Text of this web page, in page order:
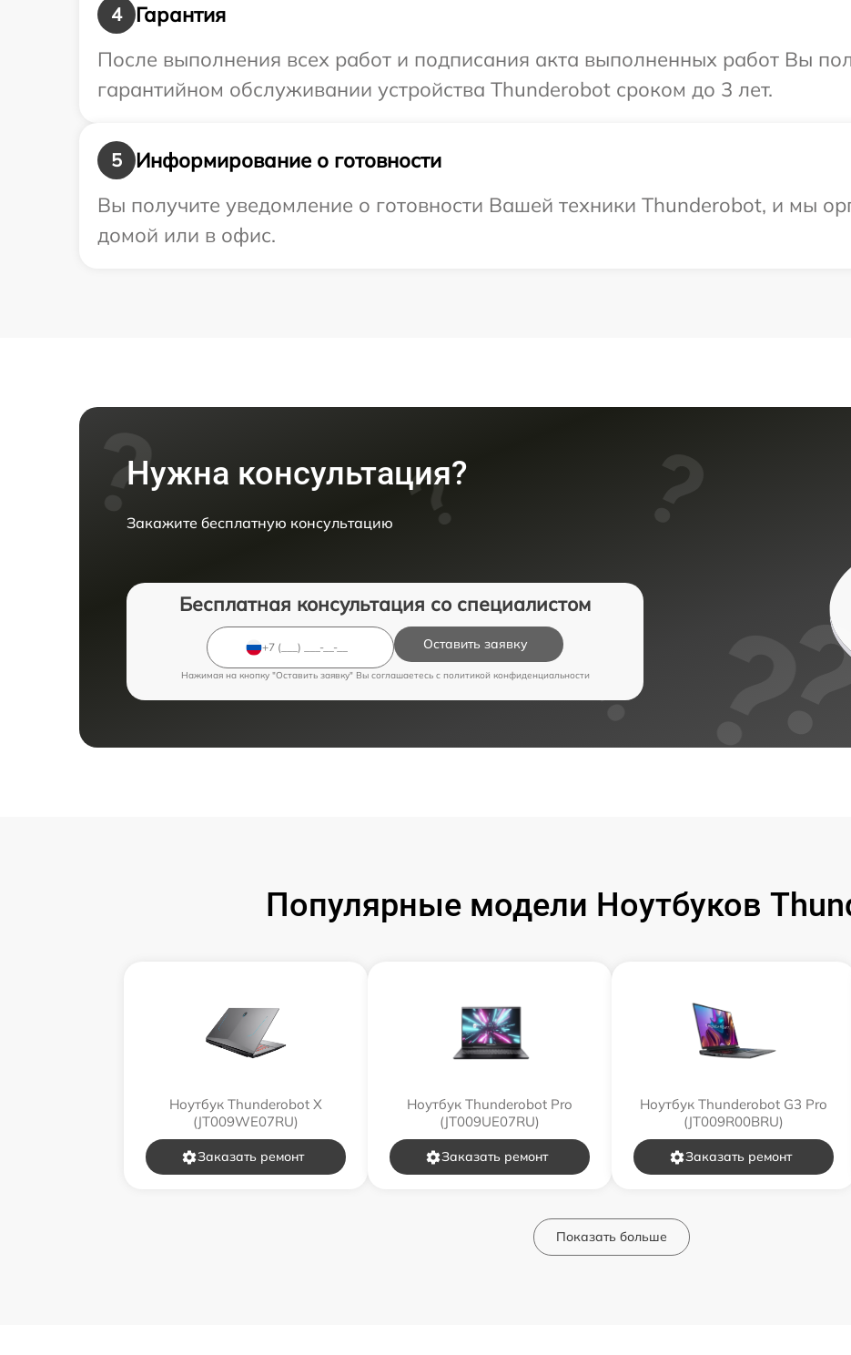
4
Гарантия
После выполнения всех работ и подписания акта выполненных работ Вы
гарантийном обслуживании устройства Thunderobot сроком до 3 лет.
5
Информирование о готовности
Вы получите уведомление о готовности Вашей техники Thunderobot, и мы
домой или в офис.
Нужна консультация?
Закажите бесплатную консультацию
Бесплатная консультация со специалистом
Оставить заявку
Нажимая на кнопку "Оставить заявку" Вы соглашаетесь c политикой конфиденциальности
Популярные модели Ноутбуков
Ноутбук Thunderobot X
(JT009WE07RU)
Заказать ремонт
Ноутбук Thunderobot Pro
(JT009UE07RU)
Заказать ремонт
Ноутбук Thunderobot G3 Pro
(JT009R00BRU)
Заказать ремонт
Показать больше